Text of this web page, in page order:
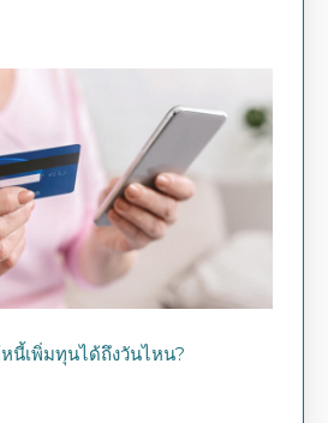
นี้เพิ่มทุนได้ถึงวันไหน?